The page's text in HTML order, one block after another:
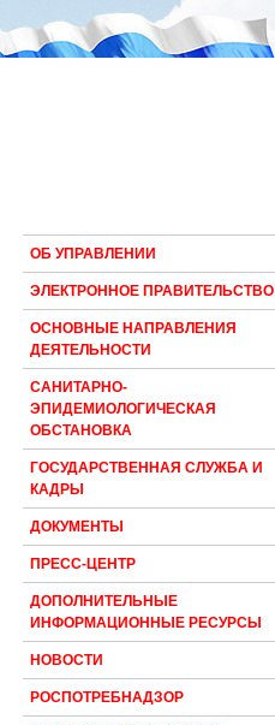
ОБ УПРАВЛЕНИИ
ЭЛЕКТРОННОЕ ПРАВИТЕЛЬСТВО
ОСНОВНЫЕ НАПРАВЛЕНИЯ
ДЕЯТЕЛЬНОСТИ
САНИТАРНО-
ЭПИДЕМИОЛОГИЧЕСКАЯ
ОБСТАНОВКА
ГОСУДАРСТВЕННАЯ СЛУЖБА И
КАДРЫ
ДОКУМЕНТЫ
ПРЕСС-ЦЕНТР
ДОПОЛНИТЕЛЬНЫЕ
ИНФОРМАЦИОННЫЕ РЕСУРСЫ
НОВОСТИ
РОСПОТРЕБНАДЗОР